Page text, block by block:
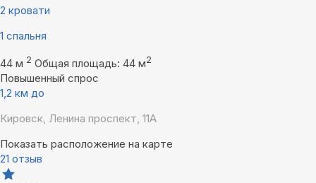
2 кровати
1 спальня
44 м 2 Общая площадь: 44 м2
Повышенный спрос
1,2 км до
Кировск, Ленина проспект, 11А
Показать расположение на карте
21 отзыв